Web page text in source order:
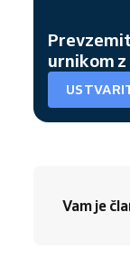
urnikom
Vam je